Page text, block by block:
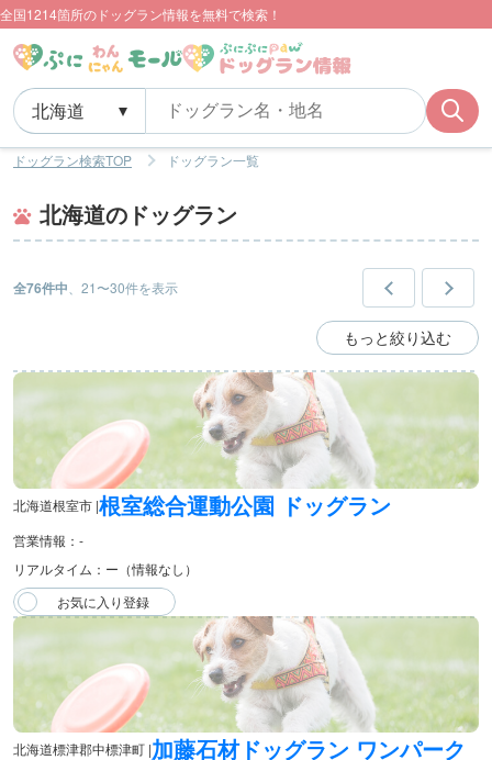
全国1214箇所のドッグラン情報を無料で検索！
ドッグラン検索TOP ドッグラン一覧
北海道のドッグラン
全76件中 、21〜30件を表示
もっと絞り込む
北海道根室市 |根室総合運動公園 ドッグラン
営業情報：-
リアルタイム：ー（情報なし）
北海道標津郡中標津町 |加藤石材ドッグラン ワンパーク